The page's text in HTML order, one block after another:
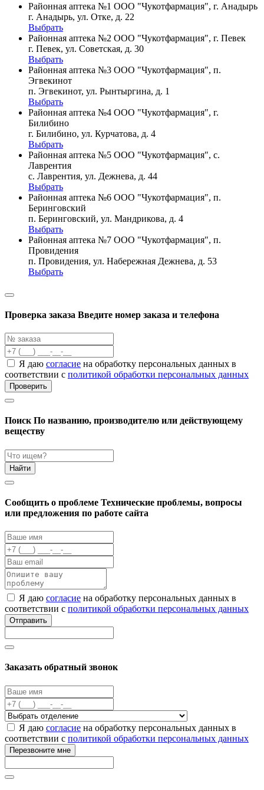
Районная аптека №1 ООО "Чукотфармация", г. Анадырь
г. Анадырь, ул. Отке, д. 22
Выбрать
Районная аптека №2 ООО "Чукотфармация", г. Певек
г. Певек, ул. Советская, д. 30
Выбрать
Районная аптека №3 ООО "Чукотфармация", п.
Эгвекинот
п. Эгвекинот, ул. Рынтыргина, д. 1
Выбрать
Районная аптека №4 ООО "Чукотфармация", г.
Билибино
г. Билибино, ул. Курчатова, д. 4
Выбрать
Районная аптека №5 ООО "Чукотфармация", с.
Лаврентия
с. Лаврентия, ул. Дежнева, д. 44
Выбрать
Районная аптека №6 ООО "Чукотфармация", п.
Беринговский
п. Беринговский, ул. Мандрикова, д. 4
Выбрать
Районная аптека №7 ООО "Чукотфармация", п.
Провидения
п. Провидения, ул. Набережная Дежнева, д. 53
Выбрать
Проверка заказа Введите номер заказа и телефона
Я даю согласие на обработку персональных данных в
соответствии с политикой обработки персональных данных
Проверить
Поиск По названию, производителю или действующему
веществу
Найти
Cообщить о проблеме Технические проблемы, вопросы
или предложения по работе сайта
Я даю согласие на обработку персональных данных в
соответствии с политикой обработки персональных данных
Отправить
Заказать обратный звонок
Я даю согласие на обработку персональных данных в
соответствии с политикой обработки персональных данных
Перезвоните мне